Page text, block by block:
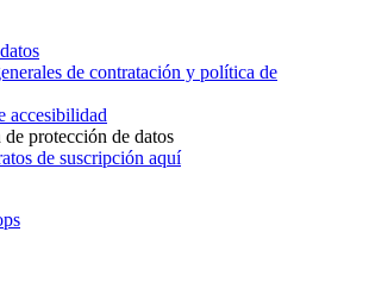
de contratación y política de
accesibilidad
protección de datos
de suscripción aquí